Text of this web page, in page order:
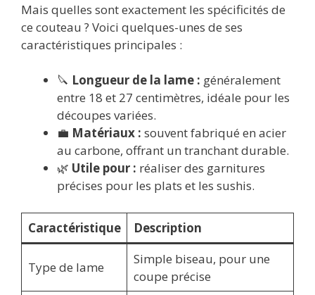
Mais quelles sont exactement les spécificités de
ce couteau ? Voici quelques-unes de ses
caractéristiques principales :
🔪 Longueur de la lame : généralement
entre 18 et 27 centimètres, idéale pour les
découpes variées.
💼 Matériaux : souvent fabriqué en acier
au carbone, offrant un tranchant durable.
🌿 Utile pour : réaliser des garnitures
précises pour les plats et les sushis.
Caractéristique Description
Type de lame
Simple biseau, pour une
coupe précise